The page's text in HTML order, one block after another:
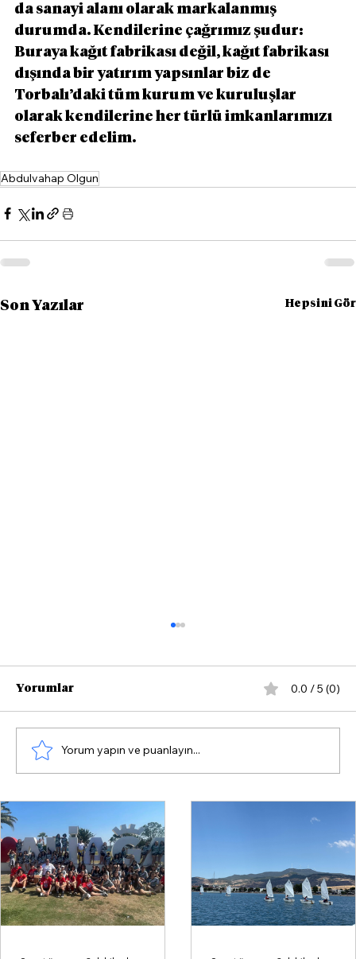
da sanayi alanı olarak markalanmış
durumda. Kendilerine çağrımız şudur:
Buraya kağıt fabrikası değil, kağıt fabrikası
dışında bir yatırım yapsınlar biz de
Torbalı’daki tüm kurum ve kuruluşlar
olarak kendilerine her türlü imkanlarımızı
seferber edelim.
Abdulvahap Olgun
Son Yazılar Hepsini Gör
Yorumlar 0.0 / 5 (0)
Yorum yapın ve puanlayın...